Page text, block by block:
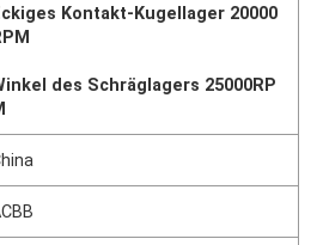
Kontakt-Kugellager 20000
des Schräglagers 25000RP